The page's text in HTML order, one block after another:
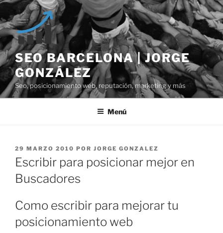
Saltar
al
contenido
SEO BARCELONA | JORGE
GONZÁLEZ
Seo, posicionamiento web, reputación, marketing y más
Menú
PUBLICADO
EL
29 MARZO 2010 POR JORGE GONZALEZ
Escribir para posicionar mejor en
Buscadores
Como escribir para mejorar tu
posicionamiento web